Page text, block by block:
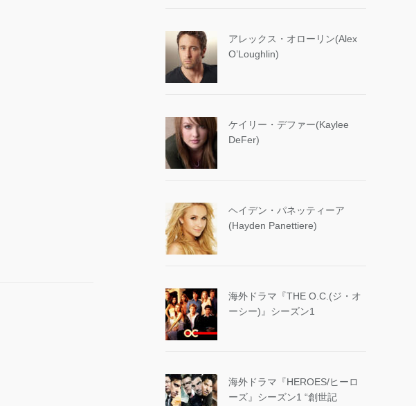
アレックス・オローリン(Alex
O’Loughlin)
ケイリー・デファー(Kaylee
DeFer)
ヘイデン・パネッティーア
(Hayden Panettiere)
海外ドラマ『THE O.C.(ジ・オ
ーシー)』シーズン1
海外ドラマ『HEROES/ヒーロ
ーズ』シーズン1 “創世記